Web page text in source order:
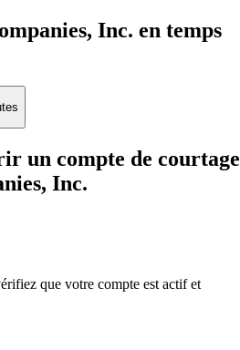
Inc. en temps
un compte de courtage
Inc.
que votre compte est actif et